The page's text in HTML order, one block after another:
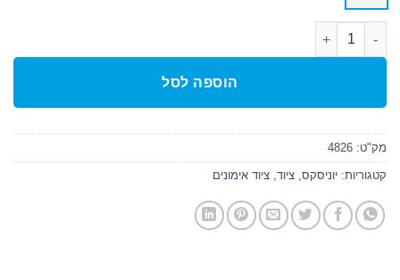
כמות של שנורקל מקצועי - מאמץ בנשימה SWIM SNORKEL PRO III
הוספה לסל
מק"ט: 4826
קטגוריות: יוניסקס, ציוד, ציוד אימונים